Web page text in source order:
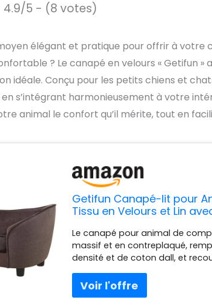
4.9/5 - (8 votes)
élégant et pratique pour offrir à votre
? Le canapé en velours « Getifun »
idéale. Conçu pour les petits chiens et
s’intégrant harmonieusement à votre
animal le confort qu’il mérite, tout en
Getifun Canapé-lit pour
Tissu en Velours et Lin
Le canapé pour animal de
massif et en contreplaqué,
densité et de coton dall, et
lin. Dimensions du produit : 66,5 x
Recommandé pour les chats et
schnauzer, papillon, chihuahua,